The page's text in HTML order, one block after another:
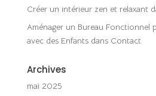
Créer un intérieur zen et relaxant
Aménager un Bureau Fonctionnel
avec des Enfantsdans Contact
Archives
mai 2025